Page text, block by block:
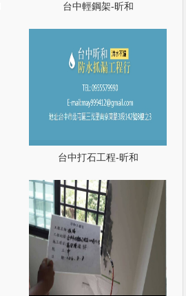
台中輕鋼架-昕和
台中打石工程-昕和